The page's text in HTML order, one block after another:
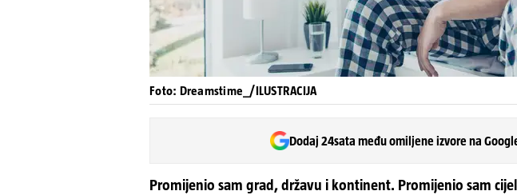
Foto: Dreamstime_/ILUSTRACIJA
Dodaj 24sata među omiljene izvore na
Promijenio sam grad, državu i kontinent. Promijenio sam